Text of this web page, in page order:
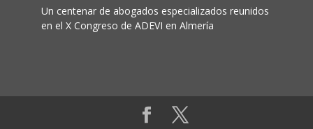
Un centenar de abogados especializados reunidos
en el X Congreso de ADEVI en Almería